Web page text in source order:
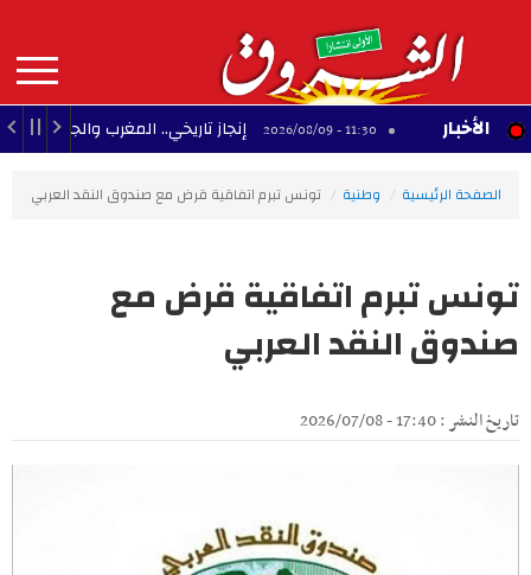
contenu
principal
MAIN
NAVIGATION الأخبار إنجاز تاريخي.. المغرب والجزائر يحققان 3 مكاسب كبرى في كأس إفريقيا للسيدات
الصفحة الرئيسية وطنية تونس تبرم اتفاقية قرض مع صندوق النقد العربي
تونس تبرم اتفاقية قرض مع
صندوق النقد العربي
تاريخ النشر : 17:40 - 2026/07/08